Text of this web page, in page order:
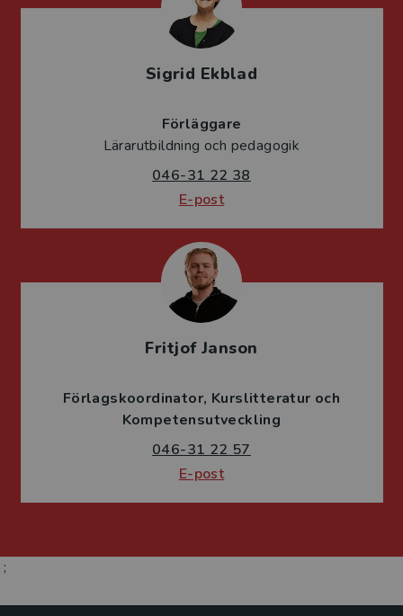
Sigrid Ekblad
Förläggare
Lärarutbildning och pedagogik
046-31 22 38
E-post
Fritjof Janson
Förlagskoordinator Kurslitteratur och
Kompetensutveckling
046-31 22 57
E-post
;